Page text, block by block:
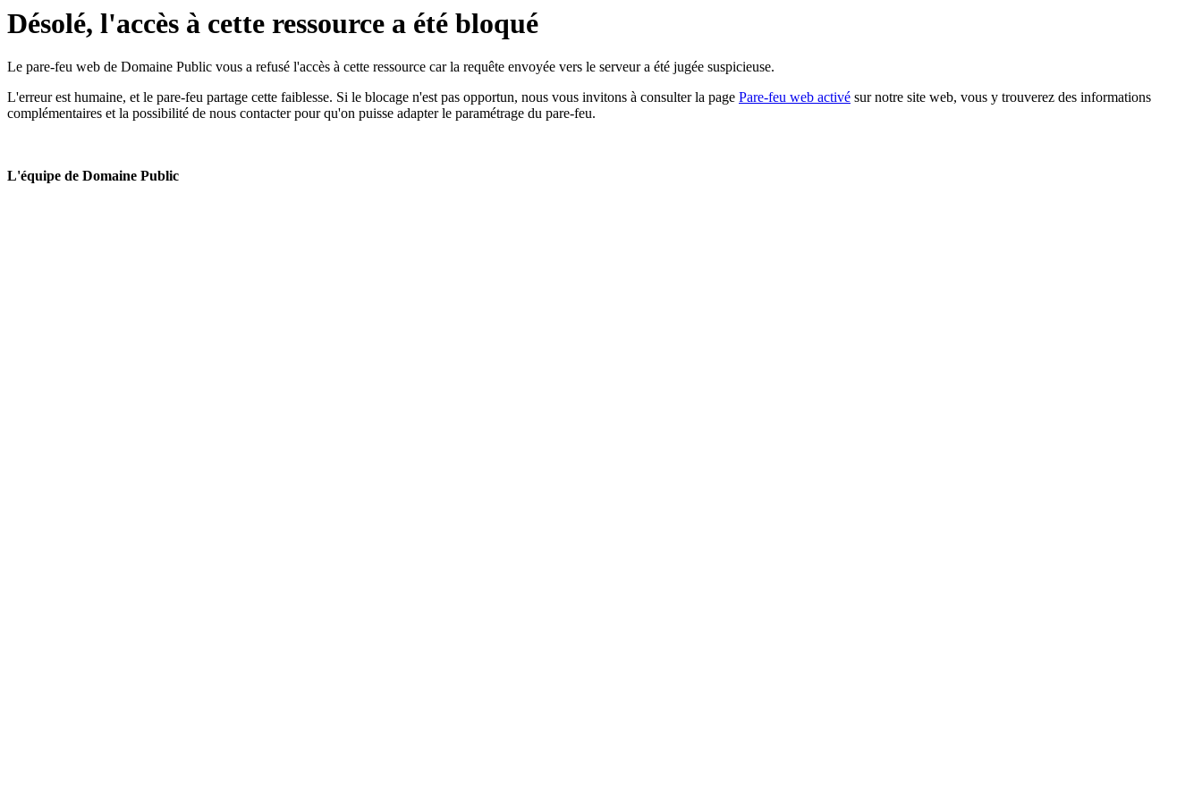
Désolé, l'accès à cette ressource a été bloqué
Le pare-feu web de Domaine Public vous a refusé l'accès à cette ressource car la requête envoyée vers le serveur a été jugée suspicieuse.
L'erreur est humaine, et le pare-feu partage cette faiblesse. Si le blocage n'est pas opportun, nous vous invitons à consulter la page Pare-feu web activé sur notre site web, vous y trouverez des informations
complémentaires et la possibilité de nous contacter pour qu'on puisse adapter le paramétrage du pare-feu.
L'équipe de Domaine Public